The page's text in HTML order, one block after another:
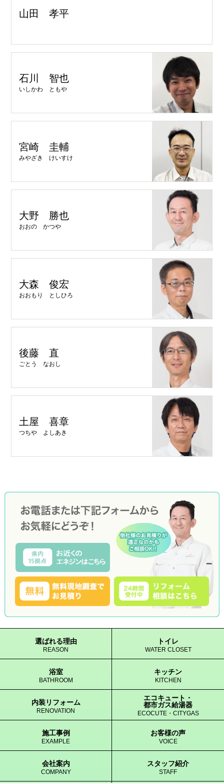
山田 孝平
石川 智也
いしかわ ともや
宮崎 圭輔
みやざき けいすけ
大野 勝也
おおの かつや
大森 俊宏
おおもり としひろ
後藤 直
ごとう なおし
土屋 喜章
つちや よしあき
選ばれる理由
REASON
トイレ
WATER CLOSET
浴室
BATHROOM
キッチン
KITCHEN
内装リフォーム
RENOVATION
エコキュート・
都市ガス給湯器
ECOCUTE・CITYGAS
施工事例
EXAMPLE
お客様の声
VOICE
会社案内
COMPANY
スタッフ紹介
STAFF